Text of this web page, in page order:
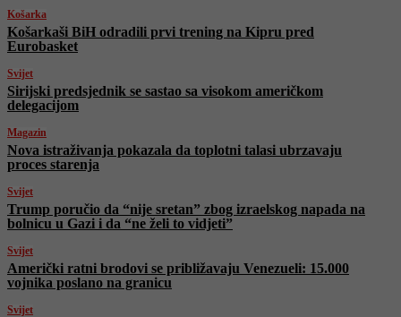
Košarka
Košarkaši BiH odradili prvi trening na Kipru pred
Eurobasket
Svijet
Sirijski predsjednik se sastao sa visokom američkom
delegacijom
Magazin
Nova istraživanja pokazala da toplotni talasi ubrzavaju
proces starenja
Svijet
Trump poručio da “nije sretan” zbog izraelskog napada na
bolnicu u Gazi i da “ne želi to vidjeti”
Svijet
Američki ratni brodovi se približavaju Venezueli: 15.000
vojnika poslano na granicu
Svijet